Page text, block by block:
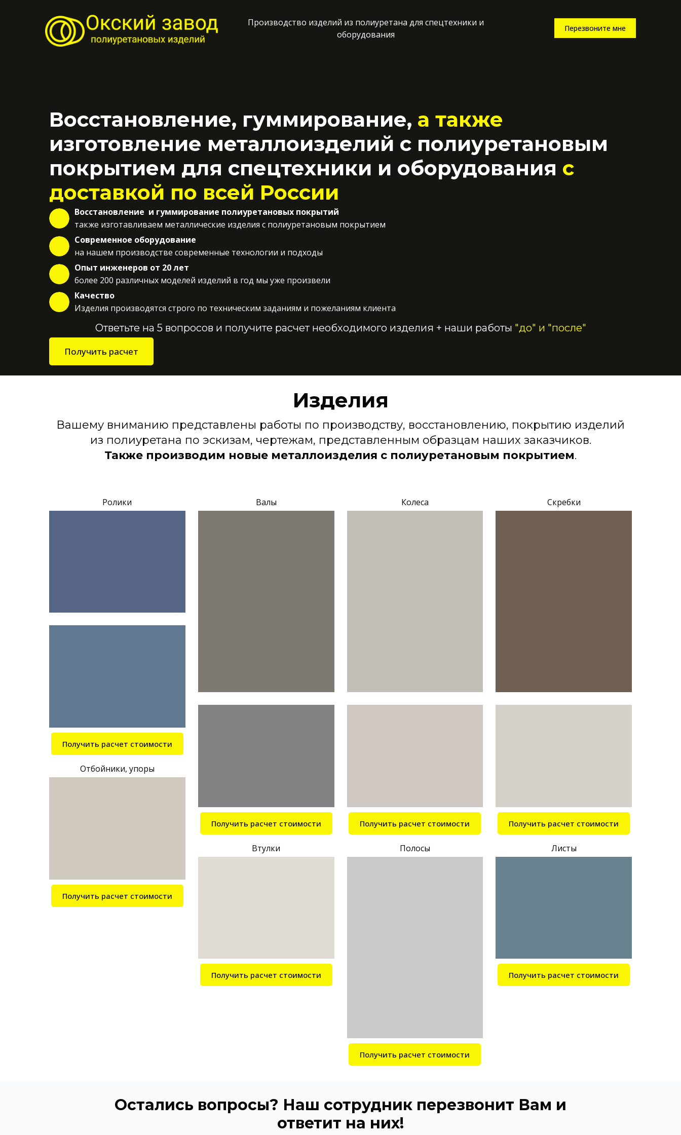
Производство изделий из полиуретана для спецтехники и
оборудования
Перезвоните мне
Восстановление, гуммирование, а также
изготовление металлоизделий с полиуретановым
покрытием для спецтехники и оборудования с
доставкой по всей России
Восстановление и гуммирование полиуретановых покрытий
также изготавливаем металлические изделия с полиуретановым покрытием
Современное оборудование
на нашем производстве современные технологии и подходы
Опыт инженеров от 20 лет
более 200 различных моделей изделий в год мы уже произвели
Качество
Изделия производятся строго по техническим заданиям и пожеланиям клиента
Ответьте на 5 вопросов и получите расчет необходимого изделия + наши работы "до" и "после"
Получить расчет
Изделия
Вашему вниманию представлены работы по производству, восстановлению, покрытию изделий
из полиуретана по эскизам, чертежам, представленным образцам наших заказчиков.
Также производим новые металлоизделия с полиуретановым покрытием.
Ролики
Получить расчет стоимости
Отбойники, упоры
Получить расчет стоимости
Валы
Получить расчет стоимости
Втулки
Получить расчет стоимости
Колеса
Получить расчет стоимости
Полосы
Получить расчет стоимости
Скребки
Получить расчет стоимости
Листы
Получить расчет стоимости
Остались вопросы? Наш сотрудник перезвонит Вам и
ответит на них!